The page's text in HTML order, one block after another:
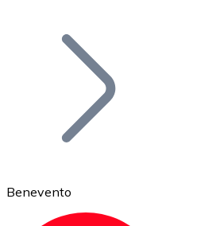
Bitcoin
Benevento